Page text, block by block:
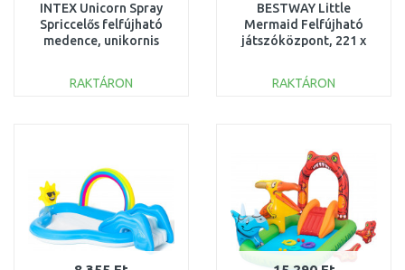
INTEX Unicorn Spray
Spriccelős felfújható
medence, unikornis
RAKTÁRON
BESTWAY Little
Mermaid Felfújható
játszóközpont, 221 x
RAKTÁRON